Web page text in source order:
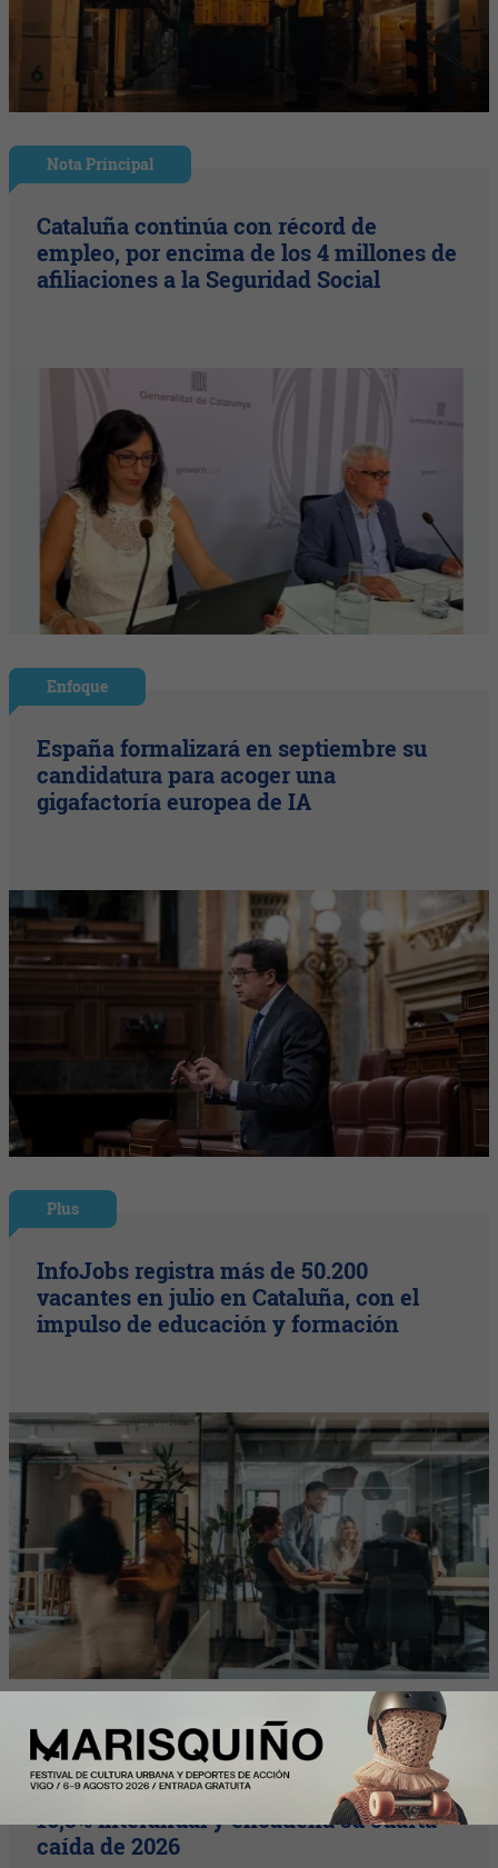
Nota Principal
Cataluña continúa con récord de
empleo, por encima de los 4 millones de
afiliaciones a la Seguridad Social
Enfoque
España formalizará en septiembre su
candidatura para acoger una
gigafactoría europea de IA
Plus
InfoJobs registra más de 50.200
vacantes en julio en Cataluña, con el
impulso de educación y formación
Nota Principal
El alquiler en Cataluña se desploma un
16,3% interanual y encadena su cuarta
caída de 2026